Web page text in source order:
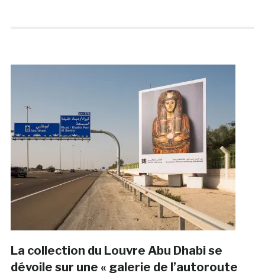
La collection du Louvre Abu Dhabi se
dévoile sur une « galerie de l’autoroute